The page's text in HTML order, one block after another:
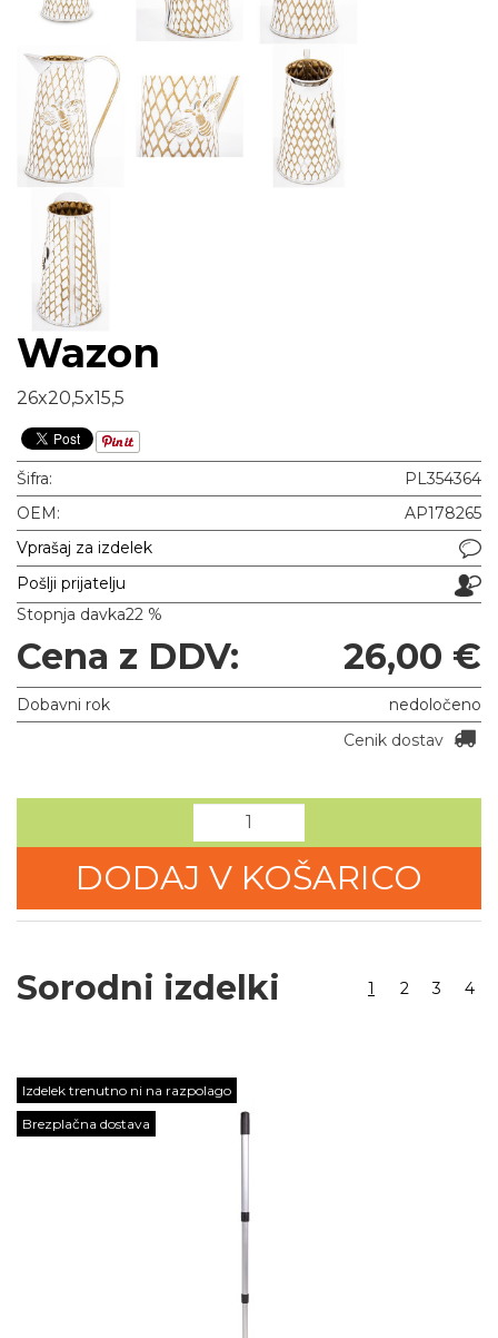
Wazon
26x20,5x15,5
Šifra:
PL354364
OEM:
AP178265
Vprašaj za izdelek
Pošlji prijatelju
Stopnja davka22 %
Cena z DDV: 26,00 €
Dobavni rok
nedoločeno
Cenik dostav
DODAJ V KOŠARICO
Sorodni izdelki 1 2 3 4
Izdelek trenutno ni na razpolago
Brezplačna dostava